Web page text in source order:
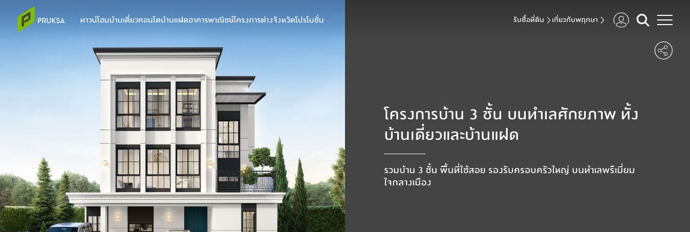
ทาวน์โฮมบ้านเดี่ยวคอนโดบ้านแฝดอาคารพาณิชย์โครงการต่างจังหวัดโปรโมชั่น รับซื้อที่ดิน เกี่ยวกับพฤกษา
โครงการบ้าน 3 ชั้น บนทำเลศักยภาพ ทั้ง
บ้านเดี่ยวและบ้านแฝด
รวมบ้าน 3 ชั้น พื้นที่ใช้สอย รองรับครอบครัวใหญ่ บนทำเลพรีเมี่ยม
ใจกลางเมือง